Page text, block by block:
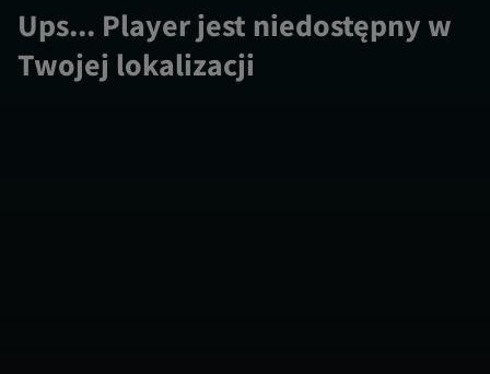
Ups... Player jest niedostępny w
Twojej lokalizacji